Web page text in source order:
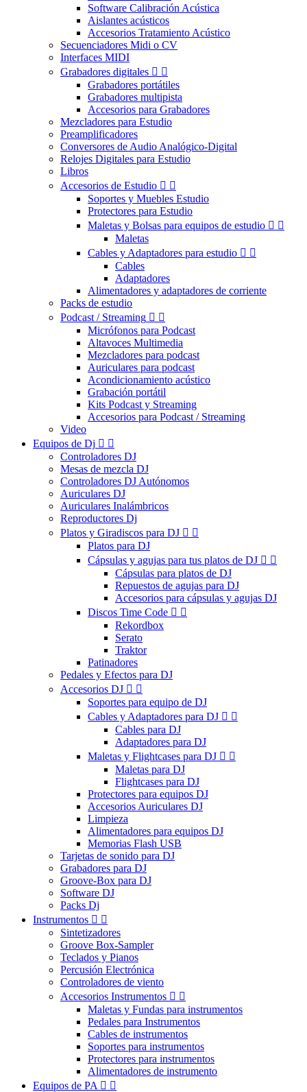
Software Calibración Acústica
Aislantes acústicos
Accesorios Tratamiento Acústico
Secuenciadores Midi o CV
Interfaces MIDI
Grabadores digitales  
Grabadores portátiles
Grabadores multipista
Accesorios para Grabadores
Mezcladores para Estudio
Preamplificadores
Conversores de Audio Analógico-Digital
Relojes Digitales para Estudio
Libros
Accesorios de Estudio  
Soportes y Muebles Estudio
Protectores para Estudio
Maletas y Bolsas para equipos de estudio  
Maletas
Cables y Adaptadores para estudio  
Cables
Adaptadores
Alimentadores y adaptadores de corriente
Packs de estudio
Podcast / Streaming  
Micrófonos para Podcast
Altavoces Multimedia
Mezcladores para podcast
Auriculares para podcast
Acondicionamiento acústico
Grabación portátil
Kits Podcast y Streaming
Accesorios para Podcast / Streaming
Video
Equipos de Dj  
Controladores DJ
Mesas de mezcla DJ
Controladores DJ Autónomos
Auriculares DJ
Auriculares Inalámbricos
Reproductores Dj
Platos y Giradiscos para DJ  
Platos para DJ
Cápsulas y agujas para tus platos de DJ  
Cápsulas para platos de DJ
Repuestos de agujas para DJ
Accesorios para cápsulas y agujas DJ
Discos Time Code  
Rekordbox
Serato
Traktor
Patinadores
Pedales y Efectos para DJ
Accesorios DJ  
Soportes para equipo de DJ
Cables y Adaptadores para DJ  
Cables para DJ
Adaptadores para DJ
Maletas y Flightcases para DJ  
Maletas para DJ
Flightcases para DJ
Protectores para equipos DJ
Accesorios Auriculares DJ
Limpieza
Alimentadores para equipos DJ
Memorias Flash USB
Tarjetas de sonido para DJ
Grabadores para DJ
Groove-Box para DJ
Software DJ
Packs Dj
Instrumentos  
Sintetizadores
Groove Box-Sampler
Teclados y Pianos
Percusión Electrónica
Controladores de viento
Accesorios Instrumentos  
Maletas y Fundas para instrumentos
Pedales para Instrumentos
Cables de instrumentos
Soportes para instrumentos
Protectores para instrumentos
Alimentadores de instrumento
Equipos de PA  